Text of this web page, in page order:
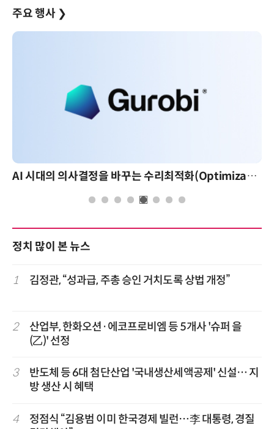
주요 행사 ❯
AI 시대의 의사결정을 바꾸는 수리최적화(Optimization): 실제 산업 적용 사례와 활용 전략 AI 핀옵스 실전 세미나: 폭증하
정치 많이 본 뉴스
1 김정관, “성과급, 주총 승인 거치도록 상법 개정”
2
산업부, 한화오션·에코프로비엠 등 5개사 '슈퍼 을
(乙)' 선정
3
반도체 등 6대 첨단산업 '국내생산세액공제' 신설… 지
방 생산 시 혜택
4
정점식 “김용범 이미 한국경제 빌런…李 대통령, 경질